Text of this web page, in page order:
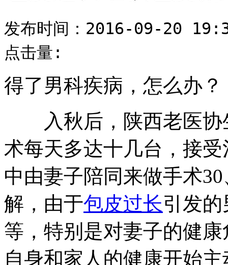
发布时间：2016-09-20
点击量:
得了男科疾病，怎么办？
入秋后，陕西老医协
术每天多达十几台，接
中由妻子陪同来做手术
解，由于包皮过长引发
等，特别是对妻子的健
自身和家人的健康开始